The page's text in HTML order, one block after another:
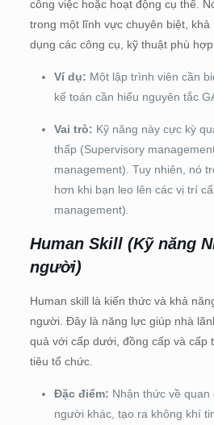
công việc hoặc hoạt động cụ thể.
trong một lĩnh vực chuyên biệt,
dụng các công cụ, kỹ thuật phù hợp.
Ví dụ: Một lập trình viên cần
kế toán cần hiểu nguyên tắc
Vai trò: Kỹ năng này cực kỳ
thấp (Supervisory
management). Tuy nhiên, nó
hơn khi bạn leo lên các vị trí
management)
Human Skill (Kỹ năng
người)
Human skill là kiến thức và khả
người. Đây là năng lực giúp nhà
quả với cấp dưới, đồng cấp và cấp
tiêu tổ chức.
Đặc điểm: Nhận thức về quan
người khác, tạo ra không khí